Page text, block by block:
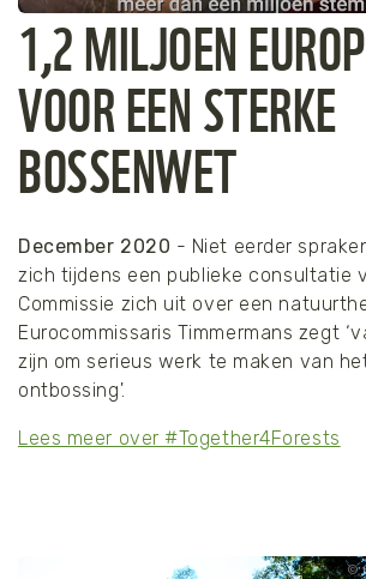
1,2 MILJOEN
VOOR EEN STERKE
BOSSENWET
December 2020 - Niet eerder
zich tijdens een publieke consultatie
Commissie zich uit over een
Eurocommissaris Timmermans zegt
zijn om serieus werk te maken van
ontbossing'.
Lees meer over #Together4Forests